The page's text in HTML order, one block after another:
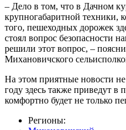
– Дело в том, что в Дачном
крупногабаритной техники,
того, пешеходных дорожек
стоял вопрос безопасности
решили этот вопрос, –
Михановичского
На этом приятные новости
году здесь также приведут в
комфортно будет не только
Регионы: